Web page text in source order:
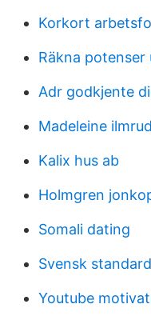
Korkort
Räkna
Adr godkjente
Madeleine
Kalix hus ab
Holmgren
Somali dating
Svensk
Youtube